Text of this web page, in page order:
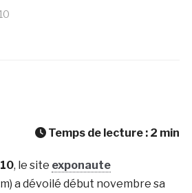
Temps de lecture : 2 min
, le site exponaute
a dévoilé début novembre sa